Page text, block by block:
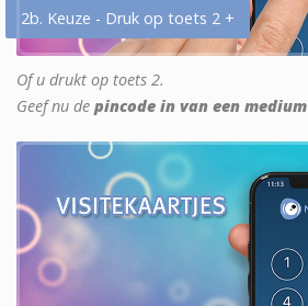
2b. Keuze - Druk op toets 2 +
Of u drukt op toets 2.
Geef nu de pincode in van een medium